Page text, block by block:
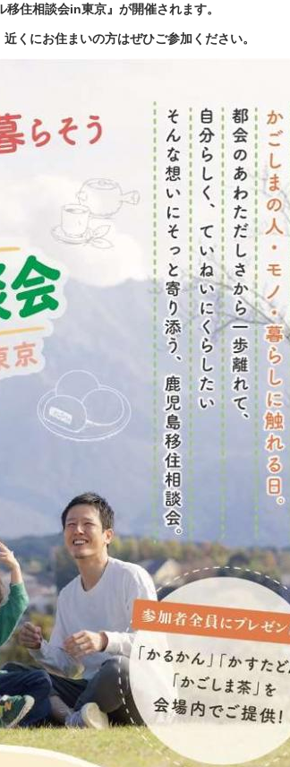
住相談会in東京』が開催されます。
くにお住まいの方はぜひご参加ください。